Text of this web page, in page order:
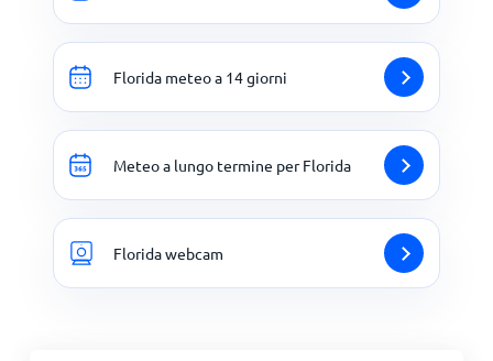
Florida meteo a 14 giorni
Meteo a lungo termine per Florida
Florida webcam